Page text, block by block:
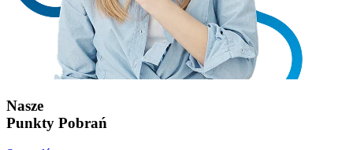
Nasze
Punkty Pobrań